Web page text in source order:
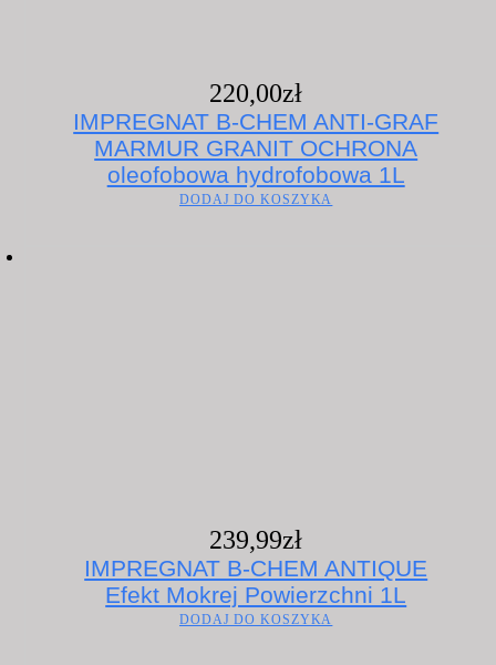
220,00zł
IMPREGNAT B-CHEM ANTI-GRAF
MARMUR GRANIT OCHRONA
oleofobowa hydrofobowa 1L
DODAJ DO KOSZYKA
239,99zł
IMPREGNAT B-CHEM ANTIQUE
Efekt Mokrej Powierzchni 1L
DODAJ DO KOSZYKA